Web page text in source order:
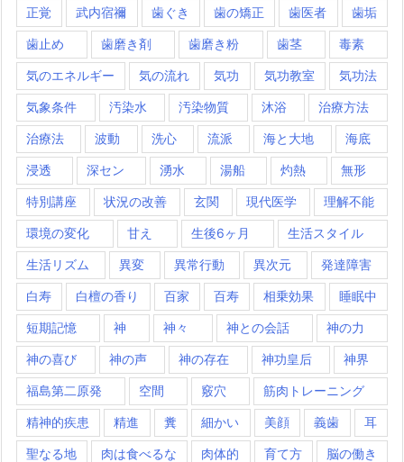
正覚 武内宿禰 歯ぐき 歯の矯正 歯医者 歯垢
歯止め 歯磨き剤 歯磨き粉 歯茎 毒素
気のエネルギー 気の流れ 気功 気功教室 気功法
気象条件 汚染水 汚染物質 沐浴 治療方法
治療法 波動 洗心 流派 海と大地 海底
浸透 深セン 湧水 湯船 灼熱 無形
特別講座 状況の改善 玄関 現代医学 理解不能
環境の変化 甘え 生後6ヶ月 生活スタイル
生活リズム 異変 異常行動 異次元 発達障害
白寿 白檀の香り 百家 百寿 相乗効果 睡眠中
短期記憶 神 神々 神との会話 神の力
神の喜び 神の声 神の存在 神功皇后 神界
福島第二原発 空間 竅穴 筋肉トレーニング
精神的疾患 精進 糞 細かい 美顔 義歯 耳
聖なる地 肉は食べるな 肉体的 育て方 脳の働き